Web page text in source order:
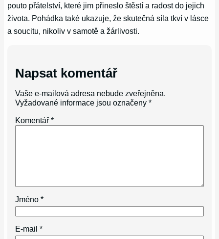
pouto přátelství, které jim přineslo štěstí a radost do jejich
života. Pohádka také ukazuje, že skutečná síla tkví v lásce
a soucitu, nikoliv v samotě a žárlivosti.
Napsat komentář
Vaše e-mailová adresa nebude zveřejněna.
Vyžadované informace jsou označeny*
Komentář*
Jméno*
E-mail*